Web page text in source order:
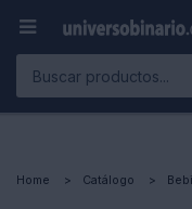

Home Catálogo